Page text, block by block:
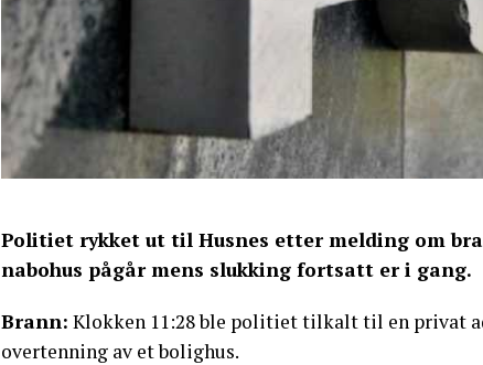
Politiet rykket ut til Husnes etter melding om
nabohus pågår mens slukking fortsatt er i gang.
Brann: Klokken 11:28 ble politiet tilkalt til en privat
overtenning av et bolighus.